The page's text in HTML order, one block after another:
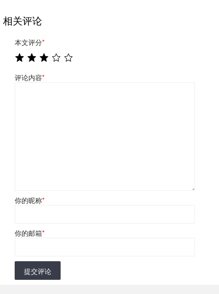
相关评论
本文评分*
评论内容*
你的昵称*
你的邮箱*
提交评论